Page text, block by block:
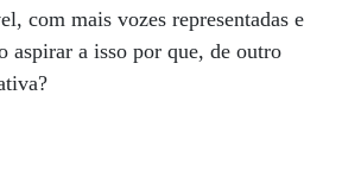
com mais vozes representadas e
aspirar a isso por que, de outro